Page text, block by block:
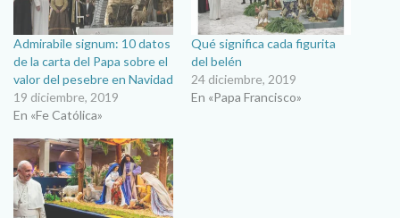
Admirabile signum: 10 datos
de la carta del Papa sobre el
valor del pesebre en Navidad
19 diciembre, 2019
En «Fe Católica»
Qué significa cada figurita
del belén
24 diciembre, 2019
En «Papa Francisco»